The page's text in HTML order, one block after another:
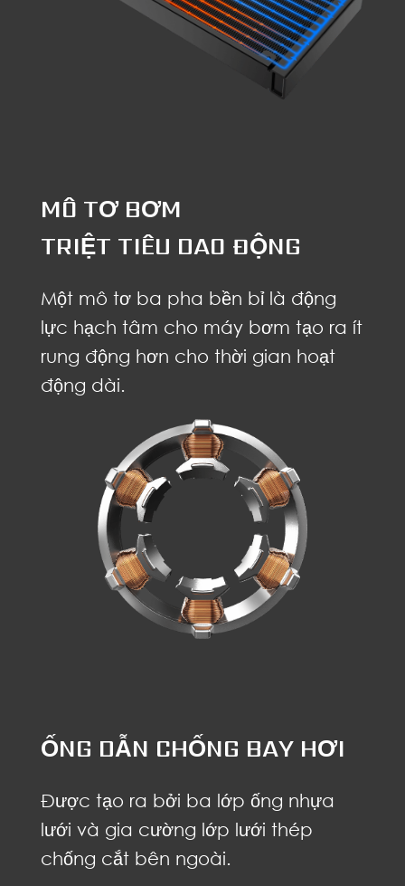
MÔ TƠ BƠM
TRIỆT TIÊU DAO ĐỘNG
Một mô tơ ba pha bền bỉ là động
lực hạch tâm cho máy bơm tạo ra ít
rung động hơn cho thời gian hoạt
động dài.
ỐNG DẪN CHỐNG BAY HƠI
Được tạo ra bởi ba lớp ống nhựa
lưới và gia cường lớp lưới thép
chống cắt bên ngoài.